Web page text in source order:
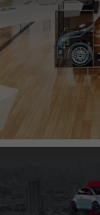
Fiat responde a todas tus
Aquí encontrarás todas las